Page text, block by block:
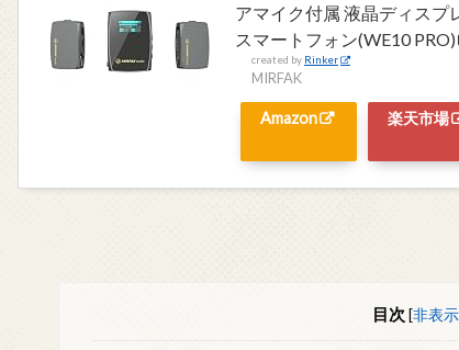
アマイク付属 液晶ディス
スマートフォン(WE10 PRO)
created by Rinker
MIRFAK
Amazon 楽天市場
目次 [非表示